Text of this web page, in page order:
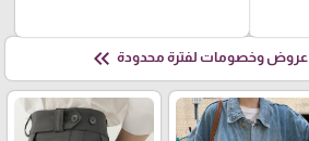
عروض وخصومات لفترة محدودة keyboard_double_arrow_left